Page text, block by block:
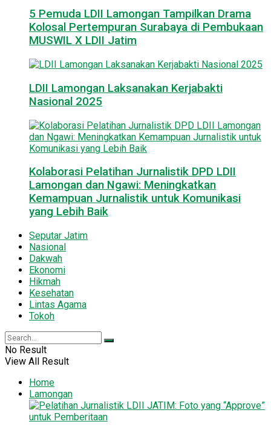
5 Pemuda LDII Lamongan Tampilkan Drama
Kolosal Pertempuran Surabaya di Pembukaan
MUSWIL X LDII Jatim
LDII Lamongan Laksanakan Kerjabakti
Nasional 2025
Kolaborasi Pelatihan Jurnalistik DPD LDII
Lamongan dan Ngawi: Meningkatkan
Kemampuan Jurnalistik untuk Komunikasi
yang Lebih Baik
Seputar Jatim
Nasional
Dakwah
Ekonomi
Hikmah
Kesehatan
Lintas Agama
Tokoh
No Result
View All Result
Home
Lamongan